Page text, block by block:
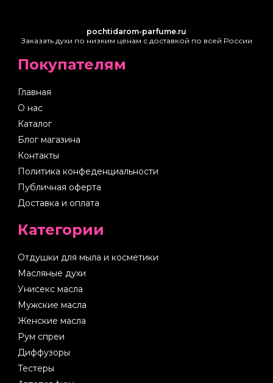
pochtidarom-parfume.ru
Заказать духи по низким ценам с доставкой по всей России
Покупателям
Главная
О нас
Каталог
Блог магазина
Контакты
Политика конфеденциальности
Публичная оферта
Доставка и оплата
Категории
Отдушки для мыла и косметики
Масляные духи
Унисекс масла
Мужские масла
Женские масла
Рум спреи
Диффузоры
Тестеры